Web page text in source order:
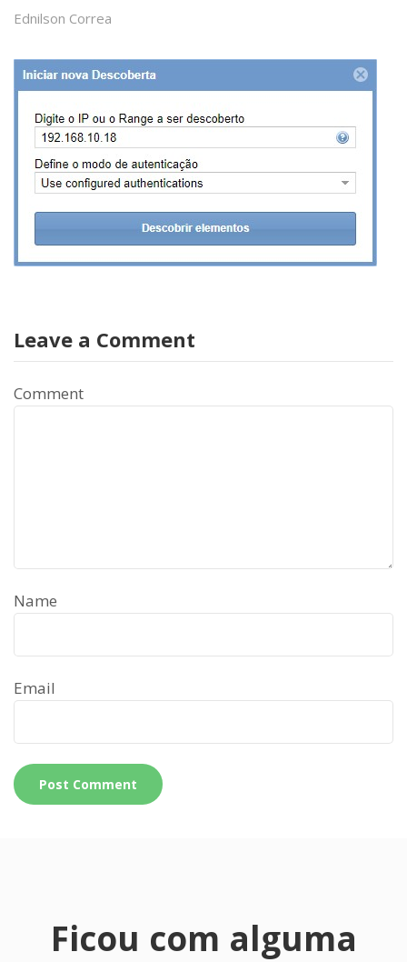
Ednilson Correa
Leave a Comment
Comment
Name
Email
Ficou com alguma